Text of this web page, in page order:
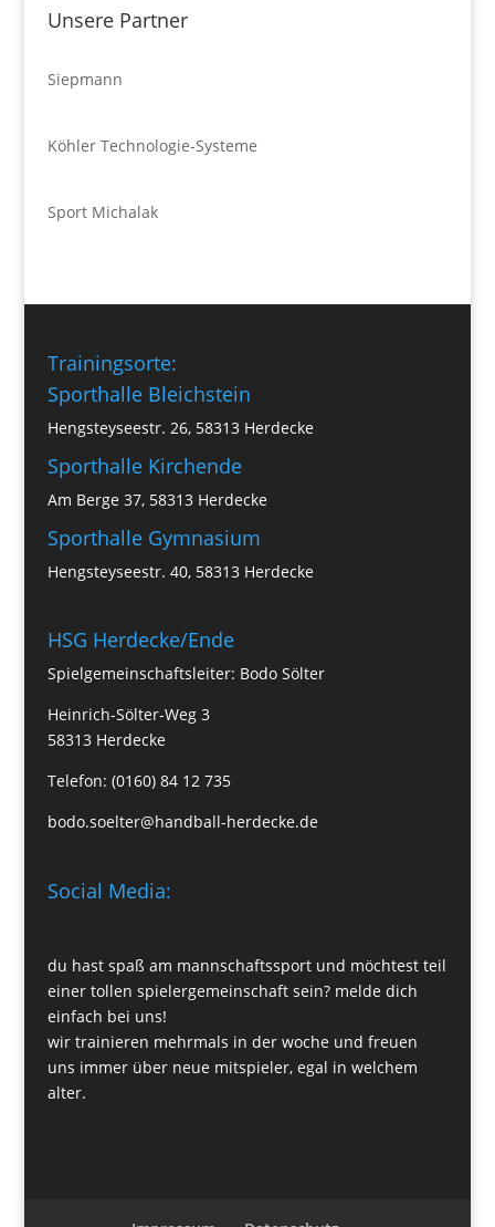
Unsere Partner
Siepmann
Köhler Technologie-Systeme
Sport Michalak
Trainingsorte:
Sporthalle Bleichstein
Hengsteyseestr. 26, 58313 Herdecke
Sporthalle Kirchende
Am Berge 37, 58313 Herdecke
Sporthalle Gymnasium
Hengsteyseestr. 40, 58313 Herdecke
HSG Herdecke/Ende
Spielgemeinschaftsleiter: Bodo Sölter
Heinrich-Sölter-Weg 3
58313 Herdecke
Telefon: (0160) 84 12 735
bodo.soelter@handball-herdecke.de
Social Media:
du hast spaß am mannschaftssport und möchtest teil
einer tollen spielergemeinschaft sein? melde dich
einfach bei uns!
wir trainieren mehrmals in der woche und freuen
uns immer über neue mitspieler, egal in welchem
alter.